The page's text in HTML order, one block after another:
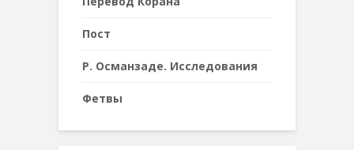
Пост
Р. Османзаде. Исследования
Фетвы